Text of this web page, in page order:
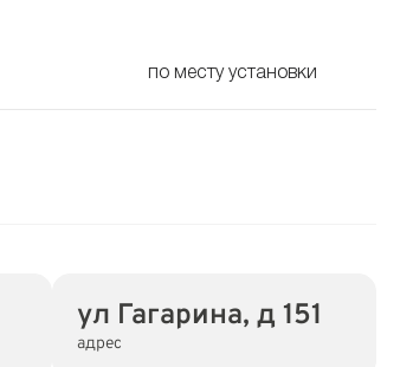
по месту установки
ул Гагарина, д 151
адрес